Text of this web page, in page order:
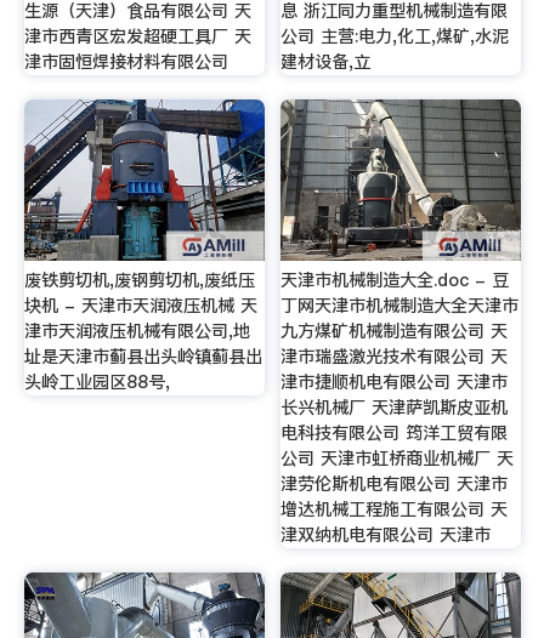
生源（天津）食品有限公司 天
津市西青区宏发超硬工具厂 天
津市固恒焊接材料有限公司
息 浙江同力重型机械制造有限
公司 主营:电力,化工,煤矿,水泥
建材设备,立
废铁剪切机,废钢剪切机,废纸压
块机 - 天津市天润液压机械 天
津市天润液压机械有限公司,地
址是天津市蓟县出头岭镇蓟县出
头岭工业园区88号,
天津市机械制造大全.doc - 豆
丁网天津市机械制造大全天津市
九方煤矿机械制造有限公司 天
津市瑞盛激光技术有限公司 天
津市捷顺机电有限公司 天津市
长兴机械厂 天津萨凯斯皮亚机
电科技有限公司 筠洋工贸有限
公司 天津市虹桥商业机械厂 天
津劳伦斯机电有限公司 天津市
增达机械工程施工有限公司 天
津双纳机电有限公司 天津市